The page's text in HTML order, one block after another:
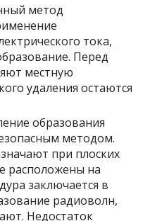
метод
тока,
Перед
местную
удаления остаются
образования
методом.
при плоских
расположены на
заключается в
радиоволн,
Недостаток